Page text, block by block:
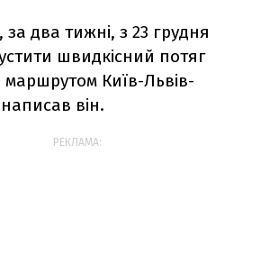
два тижні, з 23 грудня
швидкісний потяг
маршрутом Київ-Львів-
він.
РЕКЛАМА: